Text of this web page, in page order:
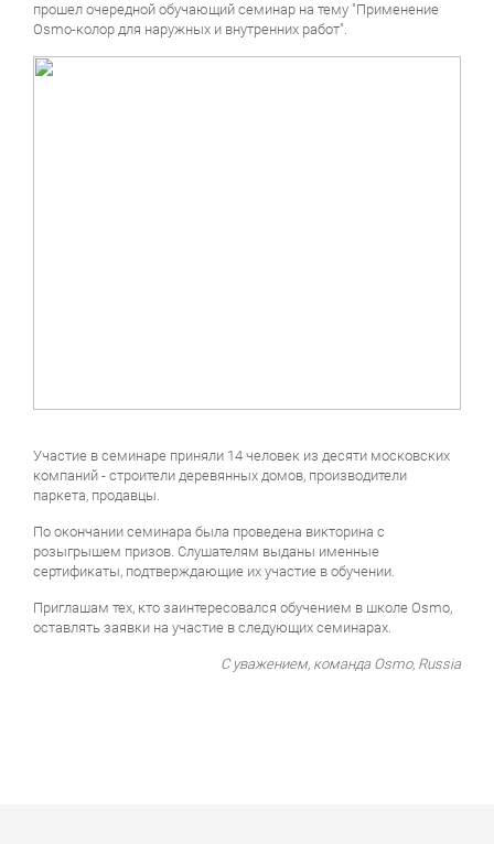
прошел очередной обучающий семинар на тему "Применение
Osmo-колор для наружных и внутренних работ".
Участие в семинаре приняли 14 человек из десяти московских
компаний - строители деревянных домов, производители
паркета, продавцы.
По окончании семинара была проведена викторина с
розыгрышем призов. Слушателям выданы именные
сертификаты, подтверждающие их участие в обучении.
Приглашам тех, кто заинтересовался обучением в школе Osmo,
оставлять заявки на участие в следующих семинарах.
С уважением, команда Osmo, Russia